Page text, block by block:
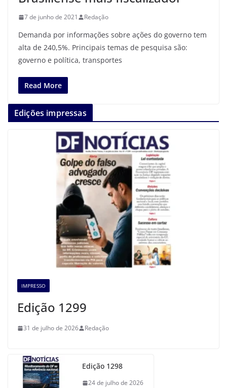
7 de junho de 2021 Redação
Demanda por informações sobre ações do governo tem
alta de 240,5%. Principais temas de pesquisa são:
governo e política, transportes
Read More
Edições impressas
IMPRESSO
Edição 1299
31 de julho de 2026 Redação
Edição 1298
24 de julho de 2026